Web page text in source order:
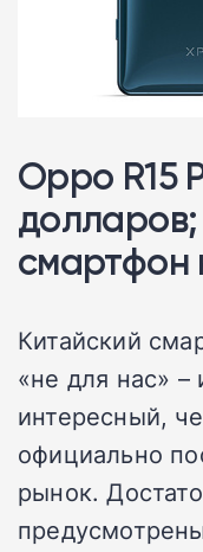
Oppo R15
долларов;
смартфон
Китайский
«не для нас» –
интересный,
официально
рынок.